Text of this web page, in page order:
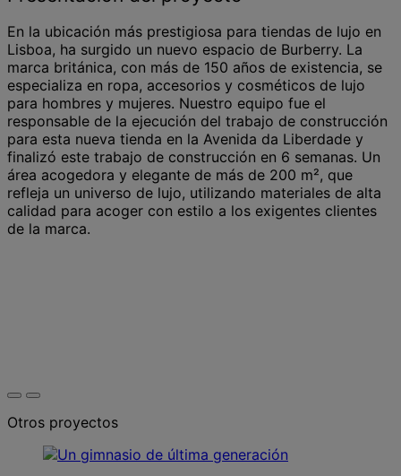
En la ubicación más prestigiosa para tiendas de lujo en
Lisboa, ha surgido un nuevo espacio de Burberry. La
marca británica, con más de 150 años de existencia, se
especializa en ropa, accesorios y cosméticos de lujo
para hombres y mujeres. Nuestro equipo fue el
responsable de la ejecución del trabajo de construcción
para esta nueva tienda en la Avenida da Liberdade y
finalizó este trabajo de construcción en 6 semanas. Un
área acogedora y elegante de más de 200 m², que
refleja un universo de lujo, utilizando materiales de alta
calidad para acoger con estilo a los exigentes clientes
de la marca.
Otros proyectos